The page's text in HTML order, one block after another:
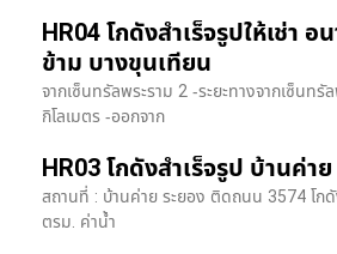
HR04 โกดังสำเร็จรูปให้เช่า
ข้าม บางขุนเทียน
จากเซ็นทรัลพระราม 2 -ระยะทางจากเซ็นทรั
กิโลเมตร -ออกจาก
HR03 โกดังสำเร็จรูป บ้านค่า
สถานที่ : บ้านค่าย ระยอง ติดถนน 3574 โก
ตรม. ค่าน้ำ